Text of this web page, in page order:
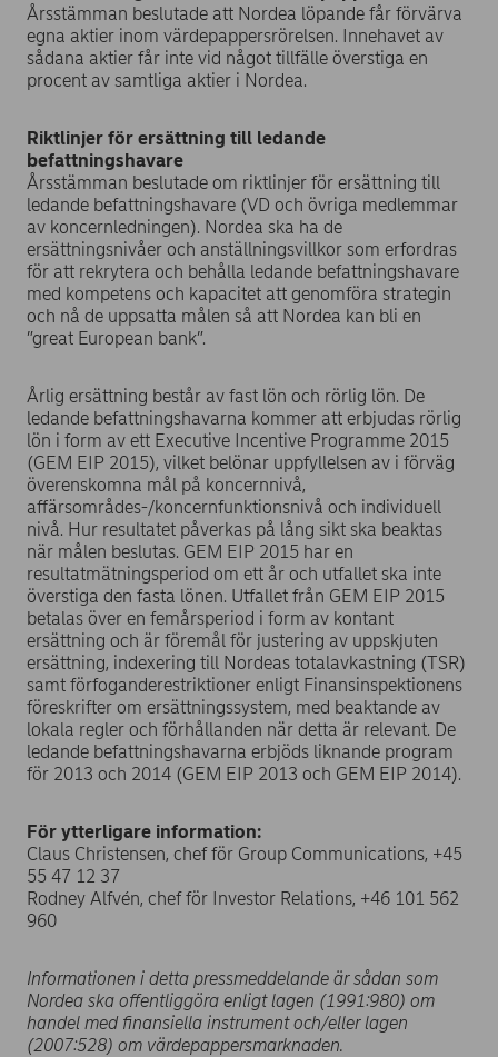
Årsstämman beslutade att Nordea löpande får förvärva
egna aktier inom värdepappersrörelsen. Innehavet av
sådana aktier får inte vid något tillfälle överstiga en
procent av samtliga aktier i Nordea.
Riktlinjer för ersättning till ledande
befattningshavare
Årsstämman beslutade om riktlinjer för ersättning till
ledande befattningshavare (VD och övriga medlemmar
av koncernledningen). Nordea ska ha de
ersättningsnivåer och anställningsvillkor som erfordras
för att rekrytera och behålla ledande befattningshavare
med kompetens och kapacitet att genomföra strategin
och nå de uppsatta målen så att Nordea kan bli en
”great European bank”.
Årlig ersättning består av fast lön och rörlig lön. De
ledande befattningshavarna kommer att erbjudas rörlig
lön i form av ett Executive Incentive Programme 2015
(GEM EIP 2015), vilket belönar uppfyllelsen av i förväg
överenskomna mål på koncernnivå,
affärsområdes-/koncernfunktionsnivå och individuell
nivå. Hur resultatet påverkas på lång sikt ska beaktas
när målen beslutas. GEM EIP 2015 har en
resultatmätningsperiod om ett år och utfallet ska inte
överstiga den fasta lönen. Utfallet från GEM EIP 2015
betalas över en femårsperiod i form av kontant
ersättning och är föremål för justering av uppskjuten
ersättning, indexering till Nordeas totalavkastning (TSR)
samt förfoganderestriktioner enligt Finansinspektionens
föreskrifter om ersättningssystem, med beaktande av
lokala regler och förhållanden när detta är relevant. De
ledande befattningshavarna erbjöds liknande program
för 2013 och 2014 (GEM EIP 2013 och GEM EIP 2014).
För ytterligare information:
Claus Christensen, chef för Group Communications, +45
55 47 12 37
Rodney Alfvén, chef för Investor Relations, +46 101 562
960
Informationen i detta pressmeddelande är sådan som
Nordea ska offentliggöra enligt lagen (1991:980) om
handel med finansiella instrument och/eller lagen
(2007:528) om värdepappersmarknaden.